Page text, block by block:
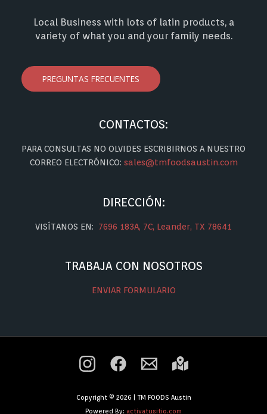
Local Business with lots of latin products, a
variety of what you and your family needs.
PREGUNTAS FRECUENTES
CONTACTOS:
PARA CONSULTAS NO OLVIDES ESCRIBIRNOS A NUESTRO
CORREO ELECTRÓNICO: sales@tmfoodsaustin.com
DIRECCIÓN:
VISÍTANOS EN: 7696 183A, 7C, Leander, TX 78641
TRABAJA CON NOSOTROS
ENVIAR FORMULARIO
Copyright © 2026 | TM FOODS Austin
Powered By: activatusitio.com